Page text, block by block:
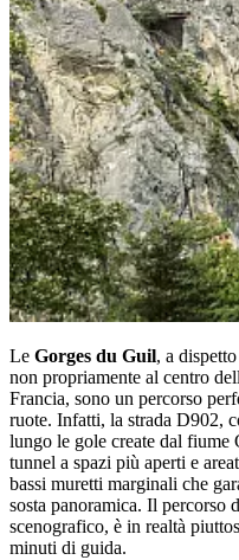
Le Gorges du Guil, a
non propriamente al centro
Francia, sono un percorso
ruote. Infatti, la strada D902,
lungo le gole create dal
tunnel a spazi più aperti e
bassi muretti marginali che
sosta panoramica. Il percorso
scenografico, è in realtà
minuti di guida.